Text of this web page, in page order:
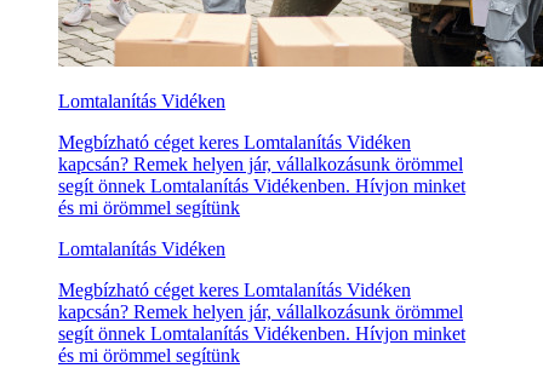
Lomtalanítás Vidéken
Megbízható céget keres Lomtalanítás Vidéken
kapcsán? Remek helyen jár, vállalkozásunk örömmel
segít önnek Lomtalanítás Vidékenben. Hívjon minket
és mi örömmel segítünk
Lomtalanítás Vidéken
Megbízható céget keres Lomtalanítás Vidéken
kapcsán? Remek helyen jár, vállalkozásunk örömmel
segít önnek Lomtalanítás Vidékenben. Hívjon minket
és mi örömmel segítünk